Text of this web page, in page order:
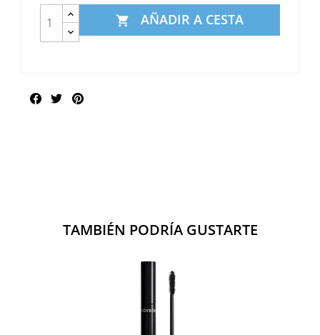
 AÑADIR A CESTA
Compartir
TAMBIÉN PODRÍA GUSTARTE